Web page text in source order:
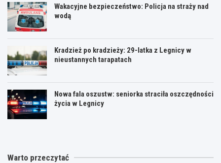
Wakacyjne bezpieczeństwo: Policja na straży nad
wodą
Kradzież po kradzieży: 29-latka z Legnicy w
nieustannych tarapatach
Nowa fala oszustw: seniorka straciła oszczędności
życia w Legnicy
Warto przeczytać